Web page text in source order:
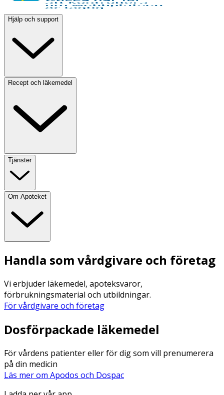
Hjälp och support
Recept och läkemedel
Tjänster
Om Apoteket
Handla som vårdgivare och företag
Vi erbjuder läkemedel, apoteksvaror,
förbrukningsmaterial och utbildningar.
För vårdgivare och företag
Dosförpackade läkemedel
För vårdens patienter eller för dig som vill prenumerera
på din medicin
Läs mer om Apodos och Dospac